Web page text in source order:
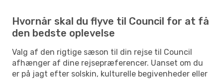
Hvornår skal du flyve til Council for at få
den bedste oplevelse
Valg af den rigtige sæson til din rejse til Council
afhænger af dine rejsepræferencer. Uanset om du
er på jagt efter solskin, kulturelle begivenheder eller